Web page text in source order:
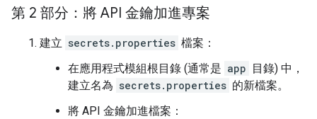
第 2 部分：將 API 金鑰加進專案
建立 secrets.properties 檔案：
在應用程式模組根目錄 (通常是 app 目錄) 中，
建立名為 secrets.properties 的新檔案。
將 API 金鑰加進檔案：